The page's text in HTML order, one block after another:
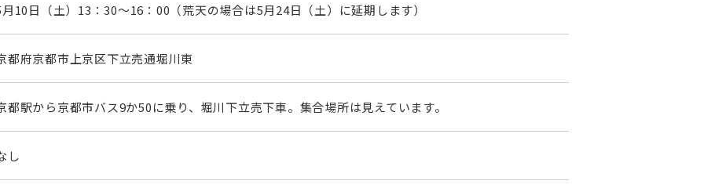
10日（土）13：30～16：00（荒天の場合は5月24日（土）に延期します）
都府京都市上京区下立売通堀川東
都駅から京都市バス9か50に乗り、堀川下立売下車。集合場所は見えています。
し